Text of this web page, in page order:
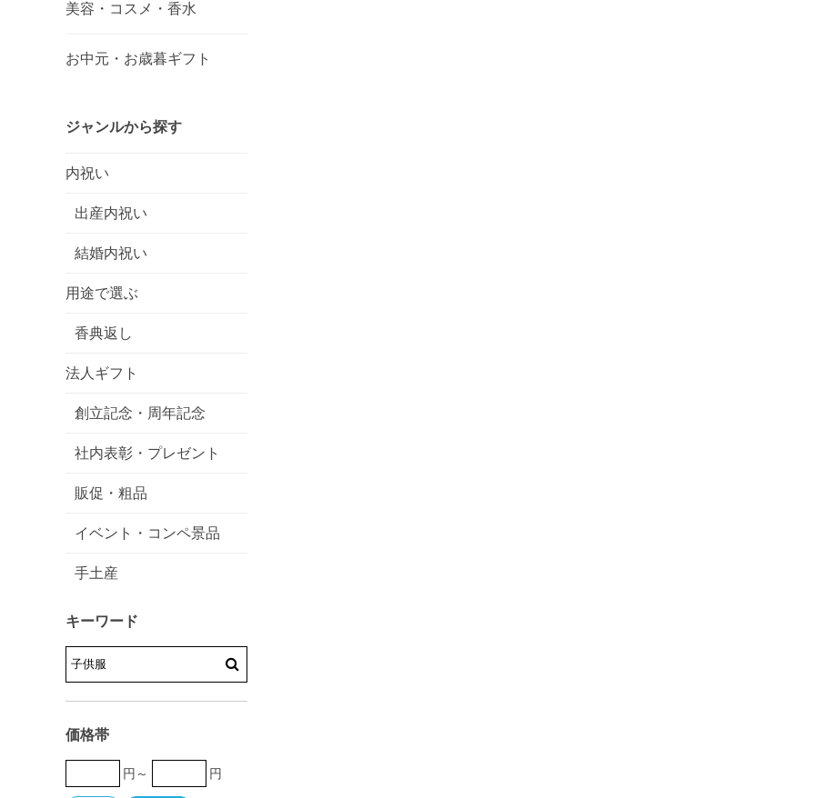
美容・コスメ・香水
お中元・お歳暮ギフト
ジャンルから探す
内祝い
出産内祝い
結婚内祝い
用途で選ぶ
香典返し
法人ギフト
創立記念・周年記念
社内表彰・プレゼント
販促・粗品
イベント・コンペ景品
手土産
キーワード
価格帯
円～ 円